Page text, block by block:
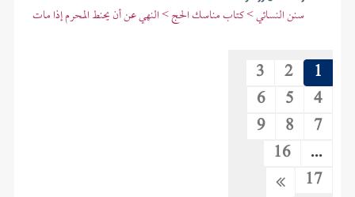
سنن النسائي > كتاب مناسك الحج > النهي عن أن يحنط المحرم إذا مات
1
2
3
4
5
6
7
8
9
...
16
17